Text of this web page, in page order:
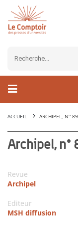
ACCUEIL ARCHIPEL, N°
Archipel, n°
Revue
Archipel
Editeur
MSH diffusion